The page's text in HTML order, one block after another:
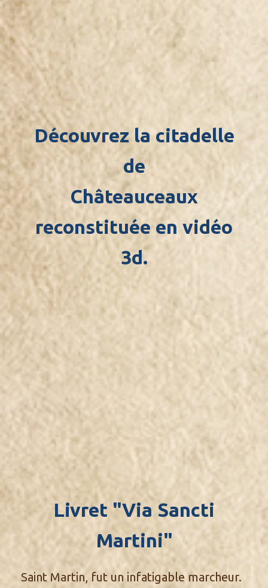
Découvrez la citadelle
de
Châteauceaux
reconstituée en vidéo
3d.
Livret "Via Sancti
Martini"
Saint Martin, fut un infatigable marcheur.